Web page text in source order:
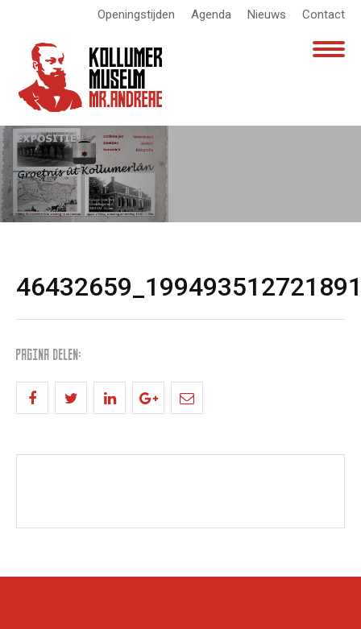
Openingstijden Agenda Nieuws Contact
PAGINA DELEN: